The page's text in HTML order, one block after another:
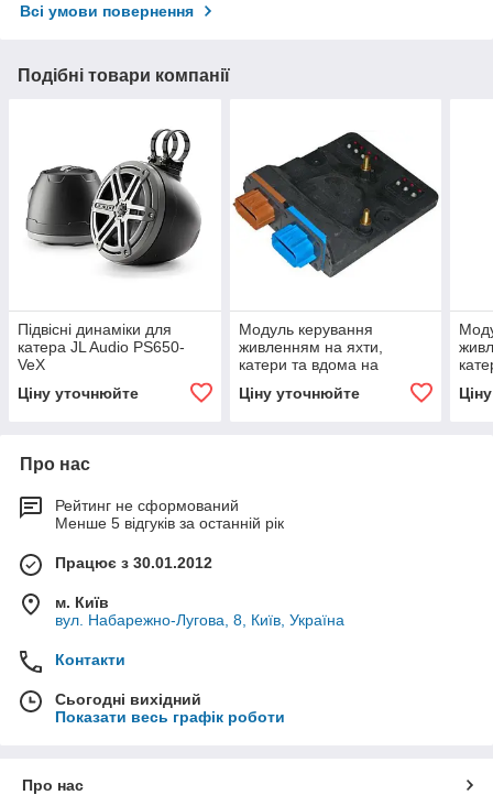
Всі умови повернення
Подібні товари компанії
Підвісні динаміки для
катера JL Audio PS650-
VeX
Ціну уточнюйте
Модуль керування
живленням на яхти,
катери та вдома на
колесах E-plex 366 HMM
Ціну уточнюйте
Про нас
Рейтинг не сформований
Менше 5 відгуків за останній рік
Працює з 30.01.2012
м. Київ
вул. Набарежно-Лугова, 8, Київ, Україна
Контакти
Сьогодні вихідний
Показати весь графік роботи
Про нас